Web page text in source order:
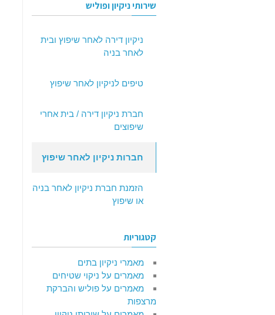
שירותי ניקיון ופוליש
ניקיון דירה לאחר שיפוץ ובית
לאחר בניה
טיפים לניקיון לאחר שיפוץ
חברת ניקיון דירה / בית אחרי
שיפוצים
חברות ניקיון לאחר שיפוץ
הזמנת חברת ניקיון לאחר בניה
או שיפוץ
קטגוריות
מאמרי ניקיון בתים
מאמרים על ניקוי שטיחים
מאמרים על פוליש והברקת
מרצפות